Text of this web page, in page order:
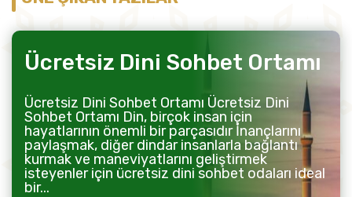
Ücretsiz Dini Sohbet Ortamı
Ücretsiz Dini Sohbet Ortamı Ücretsiz Dini
Sohbet Ortamı Din, birçok insan için
hayatlarının önemli bir parçasıdır İnançlarını
paylaşmak, diğer dindar insanlarla bağlantı
kurmak ve maneviyatlarını geliştirmek
isteyenler için ücretsiz dini sohbet odaları ideal
bir...